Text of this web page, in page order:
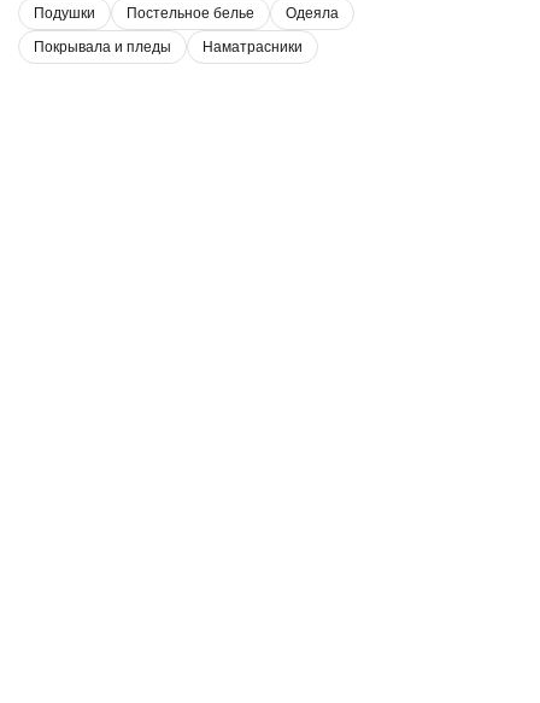
Подушки Постельное белье
Одеяла
Покрывала и пледы
Наматрасники